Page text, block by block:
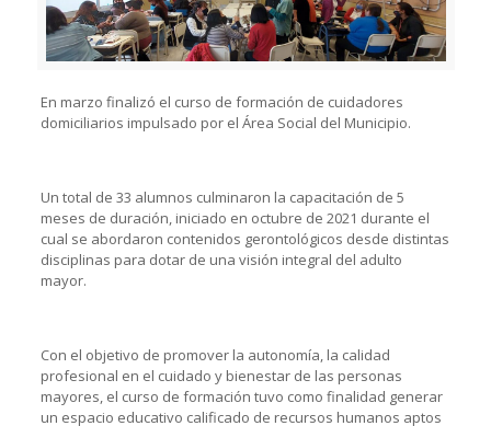
En marzo finalizó el curso de formación de cuidadores
domiciliarios impulsado por el Área Social del Municipio.
Un total de 33 alumnos culminaron la capacitación de 5
meses de duración, iniciado en octubre de 2021 durante el
cual se abordaron contenidos gerontológicos desde distintas
disciplinas para dotar de una visión integral del adulto
mayor.
Con el objetivo de promover la autonomía, la calidad
profesional en el cuidado y bienestar de las personas
mayores, el curso de formación tuvo como finalidad generar
un espacio educativo calificado de recursos humanos aptos